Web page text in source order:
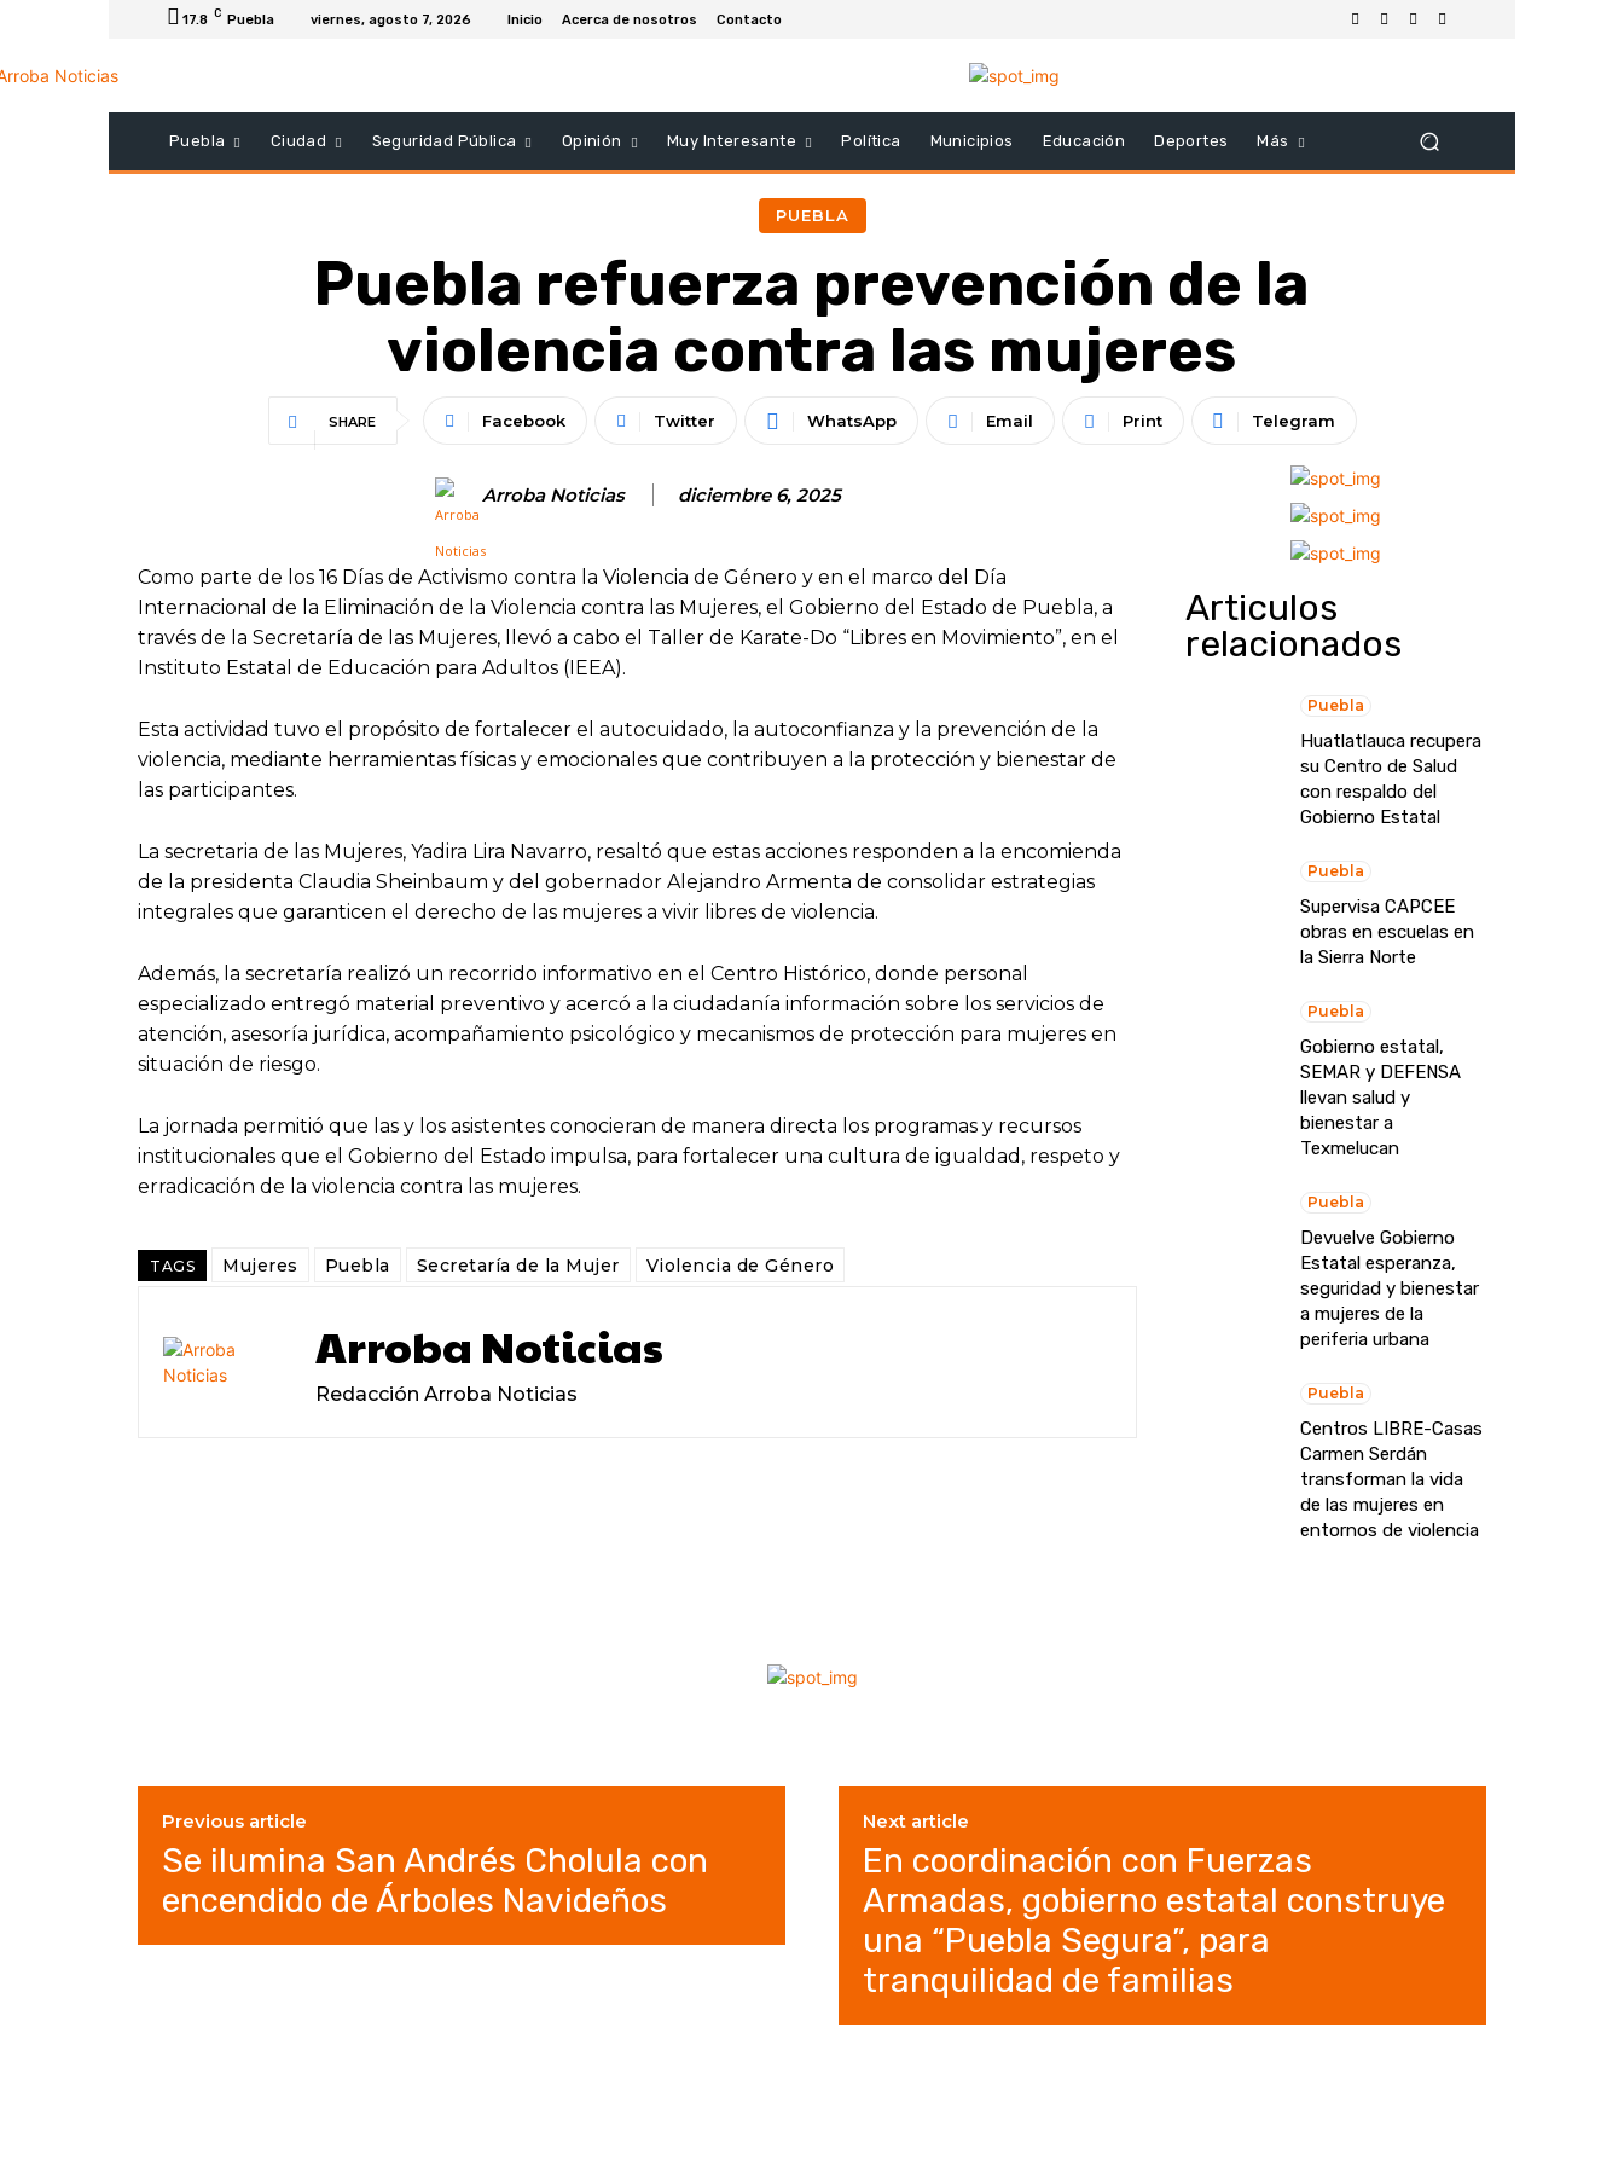
17.8 C Puebla viernes, agosto 7, 2026 Inicio Acerca de nosotros Contacto
Puebla Ciudad Seguridad Pública Opinión Muy Interesante Política Municipios Educación Deportes Más
PUEBLA
Puebla refuerza prevención de la
violencia contra las mujeres
SHARE Facebook Twitter WhatsApp Email Print Telegram
Arroba Noticias diciembre 6, 2025
Como parte de los 16 Días de Activismo contra la Violencia de Género y en el marco del Día
Internacional de la Eliminación de la Violencia contra las Mujeres, el Gobierno del Estado de Puebla, a
través de la Secretaría de las Mujeres, llevó a cabo el Taller de Karate-Do “Libres en Movimiento”, en el
Instituto Estatal de Educación para Adultos (IEEA).
Esta actividad tuvo el propósito de fortalecer el autocuidado, la autoconfianza y la prevención de la
violencia, mediante herramientas físicas y emocionales que contribuyen a la protección y bienestar de
las participantes.
La secretaria de las Mujeres, Yadira Lira Navarro, resaltó que estas acciones responden a la encomienda
de la presidenta Claudia Sheinbaum y del gobernador Alejandro Armenta de consolidar estrategias
integrales que garanticen el derecho de las mujeres a vivir libres de violencia.
Además, la secretaría realizó un recorrido informativo en el Centro Histórico, donde personal
especializado entregó material preventivo y acercó a la ciudadanía información sobre los servicios de
atención, asesoría jurídica, acompañamiento psicológico y mecanismos de protección para mujeres en
situación de riesgo.
La jornada permitió que las y los asistentes conocieran de manera directa los programas y recursos
institucionales que el Gobierno del Estado impulsa, para fortalecer una cultura de igualdad, respeto y
erradicación de la violencia contra las mujeres.
TAGS Mujeres Puebla Secretaría de la Mujer Violencia de Género
Arroba Noticias
Redacción Arroba Noticias
Articulos
relacionados
Puebla
Huatlatlauca recupera
su Centro de Salud
con respaldo del
Gobierno Estatal
Puebla
Supervisa CAPCEE
obras en escuelas en
la Sierra Norte
Puebla
Gobierno estatal,
SEMAR y DEFENSA
llevan salud y
bienestar a
Texmelucan
Puebla
Devuelve Gobierno
Estatal esperanza,
seguridad y bienestar
a mujeres de la
periferia urbana
Puebla
Centros LIBRE-Casas
Carmen Serdán
transforman la vida
de las mujeres en
entornos de violencia
Previous article
Se ilumina San Andrés Cholula con
encendido de Árboles Navideños
Next article
En coordinación con Fuerzas
Armadas, gobierno estatal construye
una “Puebla Segura”, para
tranquilidad de familias